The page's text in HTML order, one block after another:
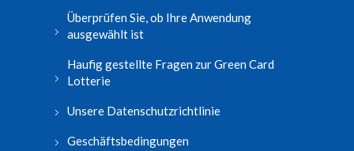
Überprüfen Sie, ob Ihre Anwendung
ausgewählt ist
Haufig gestellte Fragen zur Green Card
Lotterie
Unsere Datenschutzrichtlinie
Geschäftsbedingungen